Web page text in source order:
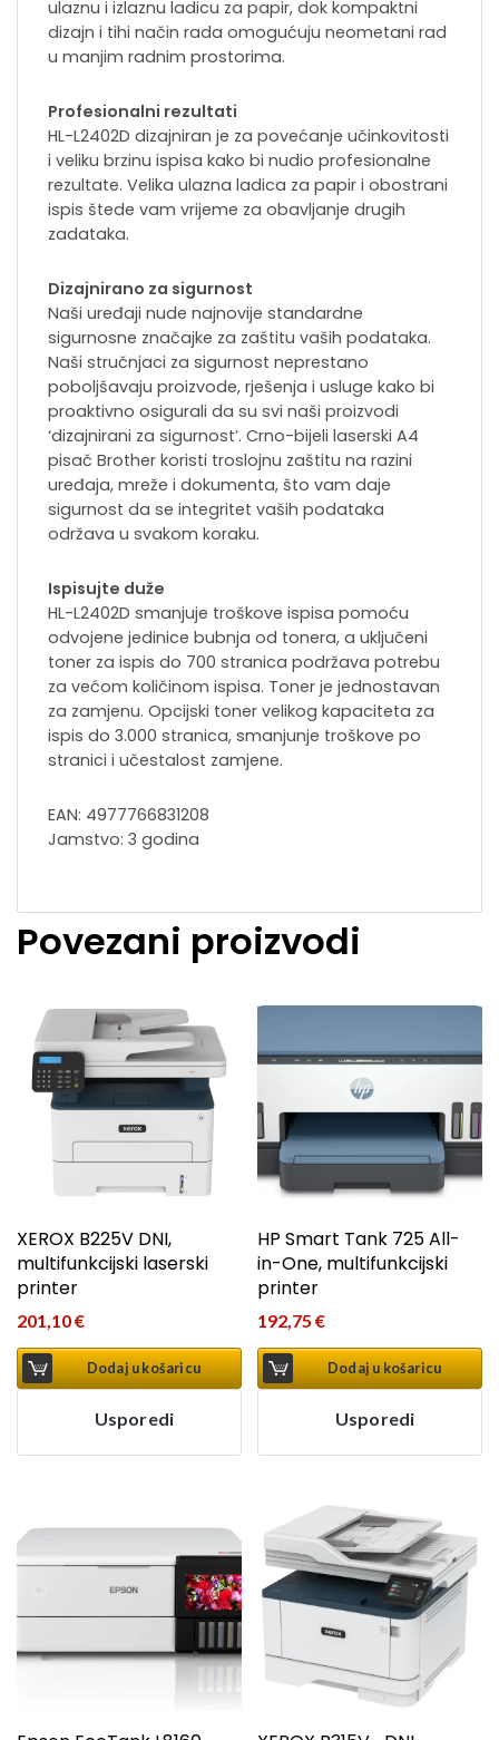
ulaznu i izlaznu ladicu za papir, dok kompaktni
dizajn i tihi način rada omogućuju neometani rad
u manjim radnim prostorima.
‌Profesionalni rezultati
HL-L2402D dizajniran je za povećanje učinkovitosti
i veliku brzinu ispisa kako bi nudio profesionalne
rezultate. Velika ulazna ladica za papir i obostrani
ispis štede vam vrijeme za obavljanje drugih
zadataka.
Dizajnirano za sigurnost
Naši uređaji nude najnovije standardne
sigurnosne značajke za zaštitu vaših podataka.
Naši stručnjaci za sigurnost neprestano
poboljšavaju proizvode, rješenja i usluge kako bi
proaktivno osigurali da su svi naši proizvodi
‘dizajnirani za sigurnost’. Crno-bijeli laserski A4
pisač Brother koristi troslojnu zaštitu na razini
uređaja, mreže i dokumenta, što vam daje
sigurnost da se integritet vaših podataka
održava u svakom koraku.
Ispisujte duže
HL-L2402D smanjuje troškove ispisa pomoću
odvojene jedinice bubnja od tonera, a uključeni
toner za ispis do 700 stranica podržava potrebu
za većom količinom ispisa. Toner je jednostavan
za zamjenu. Opcijski toner velikog kapaciteta za
ispis do 3.000 stranica, smanjunje troškove po
stranici i učestalost zamjene.
EAN: 4977766831208
Jamstvo: 3 godina
Povezani proizvodi
XEROX B225V DNI,
multifunkcijski laserski
printer
201,10€
Dodaj u košaricu
Usporedi
HP Smart Tank 725 All-
in-One, multifunkcijski
printer
192,75€
Dodaj u košaricu
Usporedi